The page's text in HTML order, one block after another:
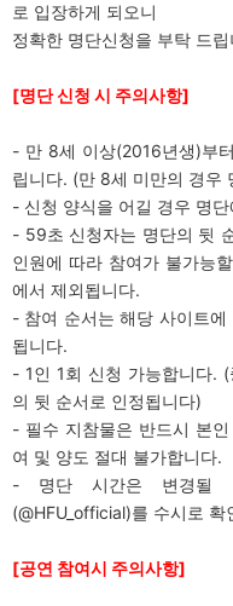
로 입장하게 되오니
정확한 명단신청을 부탁 드립
[명단 신청 시 주의사항]
- 만 8세 이상(2016년생)부
립니다. (만 8세 미만의 경우
- 신청 양식을 어길 경우 명
- 59초 신청자는 명단의 뒷
인원에 따라 참여가 불가능
에서 제외됩니다.
- 참여 순서는 해당 사이트
됩니다.
- 1인 1회 신청 가능합니다.
의 뒷 순서로 인정됩니다)
- 필수 지참물은 반드시 본
여 및 양도 절대 불가합니다.
- 명단 시간은 변경될
(@HFU_official)를 수시로 확
[공연 참여시 주의사항]